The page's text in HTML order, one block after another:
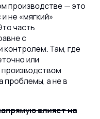
производстве — это
не «мягкий»
часть
с
контролем. Там, где
или
проблемы, а не в
влияет на